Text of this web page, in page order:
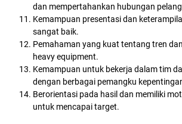
dan mempertahankan hubungan
Kemampuan presentasi dan
sangat baik.
Pemahaman yang kuat tentang tren
heavy equipment.
Kemampuan untuk bekerja dalam tim
dengan berbagai pemangku
Berorientasi pada hasil dan memiliki
untuk mencapai target.